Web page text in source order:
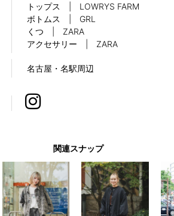
トップス | LOWRYS FARM
ボトムス | GRL
くつ | ZARA
アクセサリー | ZARA
名古屋・名駅周辺
関連スナップ